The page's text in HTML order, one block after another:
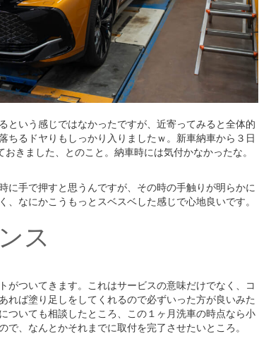
という感じではなかったですが、近寄ってみると全体的
ちるドヤりもしっかり入りましたｗ。新車納車から３日
きました、とのこと。納車時には気付かなかったな。
に手で押すと思うんですが、その時の手触りが明らかに
なにかこうもっとスベスベした感じで心地良いです。
ス
がついてきます。これはサービスの意味だけでなく、コ
れば塗り足しをしてくれるので必ずいった方が良いみた
ついても相談したところ、この１ヶ月洗車の時点なら小
、なんとかそれまでに取付を完了させたいところ。